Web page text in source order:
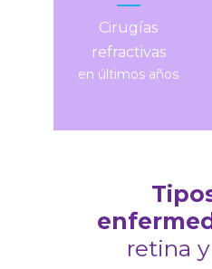
Cirugías
refractivas
en últimos años
retina